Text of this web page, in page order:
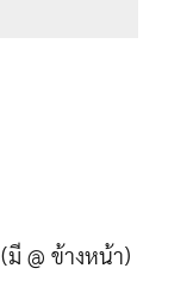
@ ข้างหน้า)